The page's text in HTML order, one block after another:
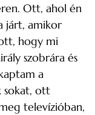
Ott, ahol én
járt, amikor
hogy mi
szobrára és
a
sokat, ott
televízióban,